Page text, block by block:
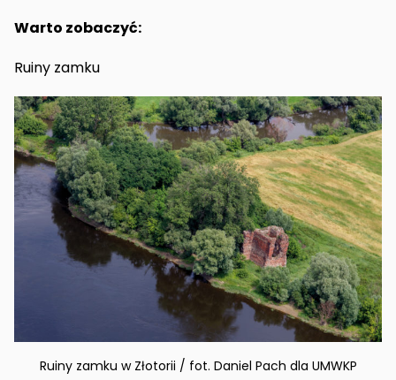
Warto zobaczyć:
Ruiny zamku
Ruiny zamku w Złotorii / fot. Daniel Pach dla UMWKP